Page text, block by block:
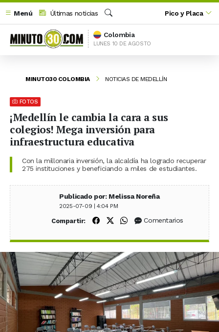
Menú
Últimas noticias
Buscar
Pico y Placa
Colombia
LUNES 10 DE AGOSTO
MINUTO30 COLOMBIA NOTICIAS DE MEDELLÍN
FOTOS
¡Medellín le cambia la cara a sus
colegios! Mega inversión para
infraestructura educativa
Con la millonaria inversión, la alcaldía ha logrado recuperar
275 instituciones y beneficiando a miles de estudiantes.
Publicado por: Melissa Noreña
2025-07-09 | 4:04 PM
Compartir: Compartir en Facebook
Compartir en X (Twitter)
Compartir en WhatsApp
Comentarios